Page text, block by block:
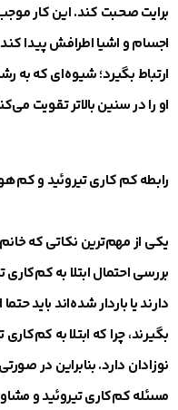
برایت صحبت کند. این کار
اجسام و اشیا اطرافش پیدا
ارتباط بگیرد؛ شیوه‌ای که
او را در سنین بالا‌تر تقویت
رابطه کم کاری تیروئید و
یکی از مهم‌ترین نکاتی که
بررسی احتمال ابتلا به
دارند یا باردار شده‌اند باید
بگیرند، چرا که ابتلا به
نوزادان دارد. بنابراین در
مسئله کم‌کاری تیروئید و